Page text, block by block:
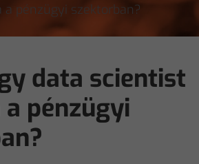
pénzügyi szektorban?
data scientist
pénzügyi